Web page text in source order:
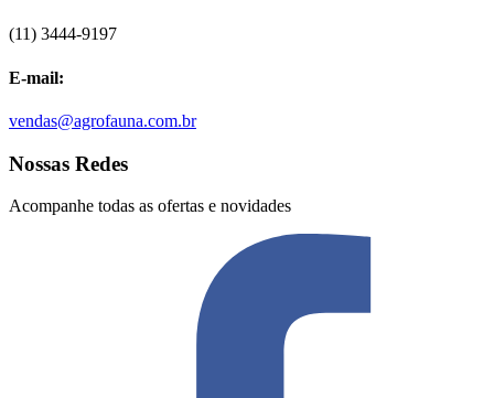
(11) 3444-9197
E-mail:
vendas@agrofauna.com.br
Nossas Redes
Acompanhe todas as ofertas e novidades